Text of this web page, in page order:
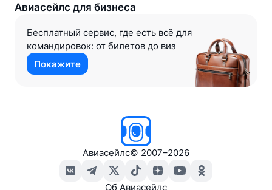
Авиасейлс для бизнеса
Бесплатный сервис, где есть всё для
командировок: от билетов до виз
Покажите
Авиасейлс© 2007–2026
Об Авиасейлс